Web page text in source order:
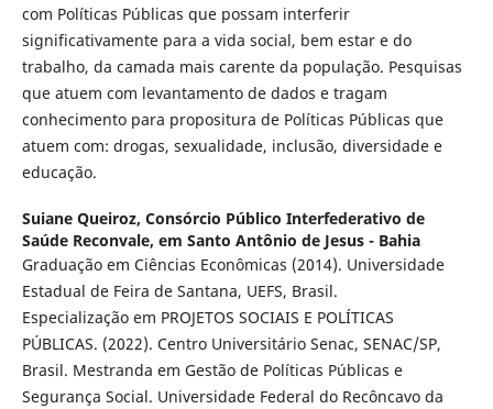
com Políticas Públicas que possam interferir
significativamente para a vida social, bem estar e do
trabalho, da camada mais carente da população. Pesquisas
que atuem com levantamento de dados e tragam
conhecimento para propositura de Políticas Públicas que
atuem com: drogas, sexualidade, inclusão, diversidade e
educação.
Suiane Queiroz, Consórcio Público Interfederativo de
Saúde Reconvale, em Santo Antônio de Jesus - Bahia
Graduação em Ciências Econômicas (2014). Universidade
Estadual de Feira de Santana, UEFS, Brasil.
Especialização em PROJETOS SOCIAIS E POLÍTICAS
PÚBLICAS. (2022). Centro Universitário Senac, SENAC/SP,
Brasil. Mestranda em Gestão de Políticas Públicas e
Segurança Social. Universidade Federal do Recôncavo da